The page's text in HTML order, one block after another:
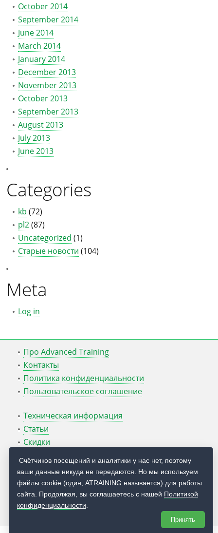
October 2014
September 2014
June 2014
March 2014
January 2014
December 2013
November 2013
October 2013
September 2013
August 2013
July 2013
June 2013
Categories
kb (72)
pl2(87)
Uncategorized (1)
Старые новости (104)
Meta
Log in
Про Advanced Training
Контакты
Политика конфиденциальности
Пользовательское соглашение
Техническая информация
Статьи
Скидки
Блог Руслана Карманова
© 2009 — 2026 Учебный центр Advanced Training
Счётчиков посещений и аналитики у нас нет, поэтому
ваши данные никуда не передаются. Но мы используем
файлы cookie (один, ATRAINING называется) для работы
сайта. Продолжая, вы соглашаетесь с нашей Политикой
конфиденциальности
Принять